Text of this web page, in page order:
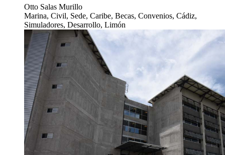
Otto Salas Murillo
Marina, Civil, Sede, Caribe, Becas, Convenios, Cádiz,
Simuladores, Desarrollo, Limón